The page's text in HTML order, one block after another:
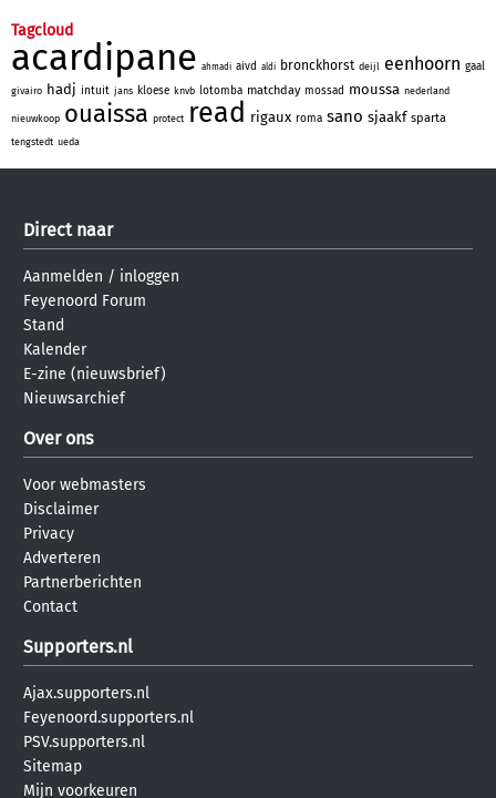
Tagcloud
acardipane ahmadi aivd aldi bronckhorst deijl eenhoorn gaal
givairo hadj intuit jans kloese knvb lotomba matchday mossad moussa nederland
nieuwkoop ouaissa protect read rigaux roma sano sjaakf sparta
tengstedt ueda
Direct naar
Aanmelden / inloggen
Feyenoord Forum
Stand
Kalender
E-zine (nieuwsbrief)
Nieuwsarchief
Over ons
Voor webmasters
Disclaimer
Privacy
Adverteren
Partnerberichten
Contact
Supporters.nl
Ajax.supporters.nl
Feyenoord.supporters.nl
PSV.supporters.nl
Sitemap
Mijn voorkeuren